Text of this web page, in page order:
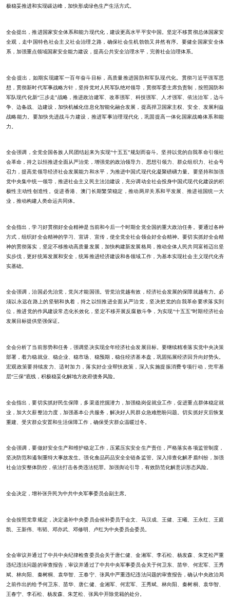
极稳妥推进和实现碳达峰，加快形成绿色生产生活方式。
全会提出，推进国家安全体系和能力现代化，建设更高水平平安中国。坚定不移贯彻总体国家安
全观，走中国特色社会主义社会治理之路，确保社会生机勃勃又井然有序。要健全国家安全体
系，加强重点领域国家安全能力建设，提高公共安全治理水平，完善社会治理体系。
全会提出，如期实现建军一百年奋斗目标，高质量推进国防和军队现代化。贯彻习近平强军思
想，贯彻新时代军事战略方针，坚持党对人民军队绝对领导，贯彻军委主席负责制，按照国防和
军队现代化新“三步走”战略，推进政治建军、改革强军、科技强军、人才强军、依法治军，边斗
争、边备战、边建设，加快机械化信息化智能化融合发展，提高捍卫国家主权、安全、发展利益
战略能力。要加快先进战斗力建设，推进军事治理现代化，巩固提高一体化国家战略体系和能
力。
全会强调，全党全国各族人民团结起来为实现“十五五”规划而奋斗。坚持以党的自我革命引领社
会革命，持之以恒推进全面从严治党，增强党的政治领导力、思想引领力、群众组织力、社会号
召力，提高党领导经济社会发展能力和水平，为推进中国式现代化凝聚磅礴力量。要坚持和加强
党中央集中统一领导，推进社会主义民主法治建设，充分调动全社会投身中国式现代化建设的积
极性主动性创造性。促进香港、澳门长期繁荣稳定，推动两岸关系和平发展、推进祖国统一大
业，推动构建人类命运共同体。
全会指出，学习好贯彻好全会精神是当前和今后一个时期全党全国的重大政治任务。要通过各种
方式，组织好全会精神的学习、宣讲、宣传，使全党全社会领会好全会精神。要切实抓好全会精
神的贯彻落实，坚定不移推动高质量发展，加快构建新发展格局，推动全体人民共同富裕迈出坚
实步伐，更好统筹发展和安全，统筹推进经济建设和各领域工作，为基本实现社会主义现代化夯
实基础。
全会强调，治国必先治党，党兴才能国强。管党治党越有效，经济社会发展的保障就越有力。必
须以永远在路上的坚韧和执着，持之以恒推进全面从严治党，坚决把党的自我革命要求落实到
位，推进党的作风建设常态化长效化，坚定不移开展反腐败斗争，为实现“十五五”时期经济社会
发展目标提供坚强保证。
全会分析了当前形势和任务，强调坚决实现全年经济社会发展目标。要继续精准落实党中央决策
部署，着力稳就业、稳企业、稳市场、稳预期，稳住经济基本盘，巩固拓展经济回升向好势头。
宏观政策要持续发力、适时加力，落实好企业帮扶政策，深入实施提振消费专项行动，兜牢基
层“三保”底线，积极稳妥化解地方政府债务风险。
全会指出，要切实抓好民生保障，多渠道挖掘潜力，加强稳岗促就业工作，促进重点群体稳定就
业，加大欠薪整治力度，加强基本公共服务，解决好人民群众急难愁盼问题。切实抓好灾后恢复
重建、受灾群众安置和生活保障工作，确保受灾群众温暖过冬。
全会强调，要做好安全生产和维护稳定工作，压紧压实安全生产责任，严格落实各项监管制度，
坚决防范和遏制重特大事故发生。强化食品药品安全全链条监管。深入排查化解矛盾纠纷，加强
社会治安整体防控，依法打击各类违法犯罪。加强舆论引导，有效防范化解意识形态风险。
全会决定，增补张升民为中共中央军事委员会副主席。
全会按照党章规定，决定递补中央委员会候补委员于会文、马汉成、王健、王曦、王永红、王庭
凯、王新伟、韦韬、邓亦武、邓修明、卢红为中央委员会委员。
全会审议并通过了中共中央纪律检查委员会关于唐仁健、金湘军、李石松、杨发森、朱芝松严重
违纪违法问题的审查报告，审议并通过了中共中央军事委员会关于何卫东、苗华、何宏军、王秀
斌、林向阳、秦树桐、袁华智、王春宁、张凤中严重违纪违法问题的审查报告，确认中央政治局
之前作出的给予何卫东、苗华、唐仁健、金湘军、何宏军、王秀斌、林向阳、秦树桐、袁华智、
王春宁、李石松、杨发森、朱芝松、张凤中开除党籍的处分。